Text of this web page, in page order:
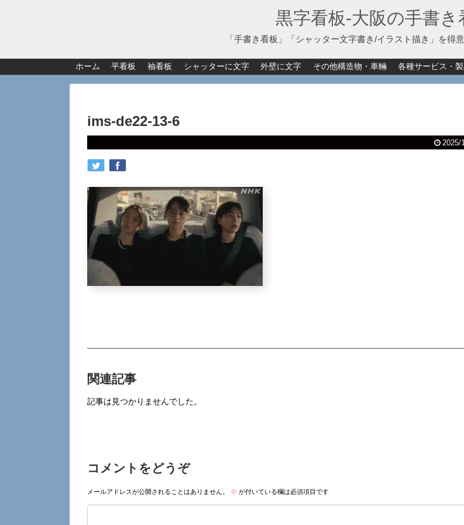
黒字看板‐大阪の手書き
「手書き看板」「シャッター文字書き/イラスト描き」を得
ホーム 平看板 袖看板 シャッターに文字 外壁に文字 その他構造物・車輛 各種サービス・
ims-de22-13-6
2025/
関連記事
記事は見つかりませんでした。
コメントをどうぞ
メールアドレスが公開されることはありません。 ※ が付いている欄は必須項目です